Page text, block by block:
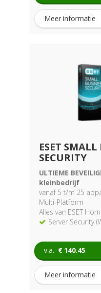
Meer informatie
ESET SMALL
SECURITY
ULTIEME
kleinbedrijf
vanaf 5 t/m 25
Multi-Platform
Alles van ESET
Server Security
v.a. € 140.45
Meer informatie